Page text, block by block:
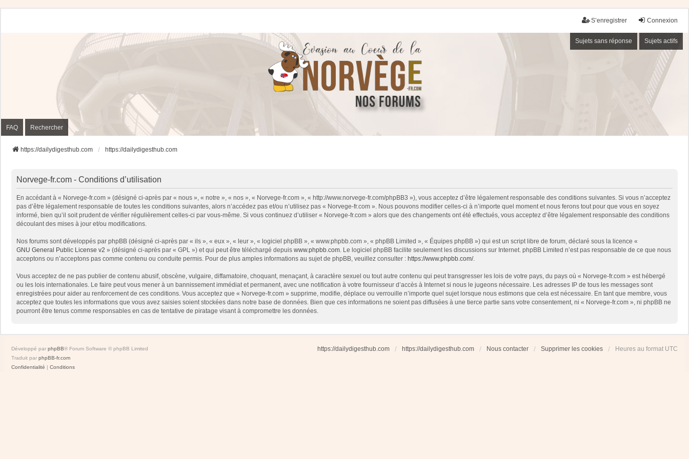
Connexion
S’enregistrer
Sujets sans réponse Sujets actifs
FAQ Rechercher
https://dailydigesthub.com https://dailydigesthub.com
Norvege-fr.com - Conditions d’utilisation
En accédant à « Norvege-fr.com » (désigné ci-après par « nous », « notre », « nos », « Norvege-fr.com », « http://www.norvege-fr.com/phpBB3 »), vous acceptez d’être légalement responsable des conditions suivantes. Si vous n’acceptez
pas d’être légalement responsable de toutes les conditions suivantes, alors n’accédez pas et/ou n’utilisez pas « Norvege-fr.com ». Nous pouvons modifier celles-ci à n’importe quel moment et nous ferons tout pour que vous en soyez
informé, bien qu’il soit prudent de vérifier régulièrement celles-ci par vous-même. Si vous continuez d’utiliser « Norvege-fr.com » alors que des changements ont été effectués, vous acceptez d’être légalement responsable des conditions
découlant des mises à jour et/ou modifications.
Nos forums sont développés par phpBB (désigné ci-après par « ils », « eux », « leur », « logiciel phpBB », « www.phpbb.com », « phpBB Limited », « Équipes phpBB ») qui est un script libre de forum, déclaré sous la licence «
GNU General Public License v2 » (désigné ci-après par « GPL ») et qui peut être téléchargé depuis www.phpbb.com. Le logiciel phpBB facilite seulement les discussions sur Internet. phpBB Limited n’est pas responsable de ce que nous
acceptons ou n’acceptons pas comme contenu ou conduite permis. Pour de plus amples informations au sujet de phpBB, veuillez consulter : https://www.phpbb.com/.
Vous acceptez de ne pas publier de contenu abusif, obscène, vulgaire, diffamatoire, choquant, menaçant, à caractère sexuel ou tout autre contenu qui peut transgresser les lois de votre pays, du pays où « Norvege-fr.com » est hébergé
ou les lois internationales. Le faire peut vous mener à un bannissement immédiat et permanent, avec une notification à votre fournisseur d’accès à Internet si nous le jugeons nécessaire. Les adresses IP de tous les messages sont
enregistrées pour aider au renforcement de ces conditions. Vous acceptez que « Norvege-fr.com » supprime, modifie, déplace ou verrouille n’importe quel sujet lorsque nous estimons que cela est nécessaire. En tant que membre, vous
acceptez que toutes les informations que vous avez saisies soient stockées dans notre base de données. Bien que ces informations ne soient pas diffusées à une tierce partie sans votre consentement, ni « Norvege-fr.com », ni phpBB ne
pourront être tenus comme responsables en cas de tentative de piratage visant à compromettre les données.
https://dailydigesthub.com https://dailydigesthub.com Nous contacter Supprimer les cookies Heures au format UTC
Développé par phpBB® Forum Software © phpBB Limited
Traduit par phpBB-fr.com
Confidentialité | Conditions